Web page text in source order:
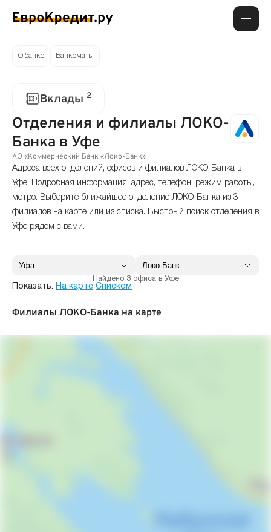
О банке Банкоматы
Вклады 2
Отделения и филиалы ЛОКО-
Банка в Уфе
АО «Коммерческий Банк «Локо-Банк»
Адреса всех отделений, офисов и филиалов ЛОКО-Банка в
Уфе. Подробная информация: адрес, телефон, режим работы,
метро. Выберите ближайшее отделение ЛОКО-Банка из 3
филиалов на карте или из списка. Быстрый поиск отделения в
Уфе рядом с вами.
Найдено 3 офиса в Уфе
Показать: На карте Списком
Филиалы ЛОКО-Банка на карте